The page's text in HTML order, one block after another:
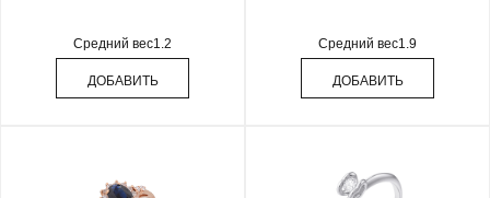
Средний вес1.2
ДОБАВИТЬ
Средний вес1.9
ДОБАВИТЬ